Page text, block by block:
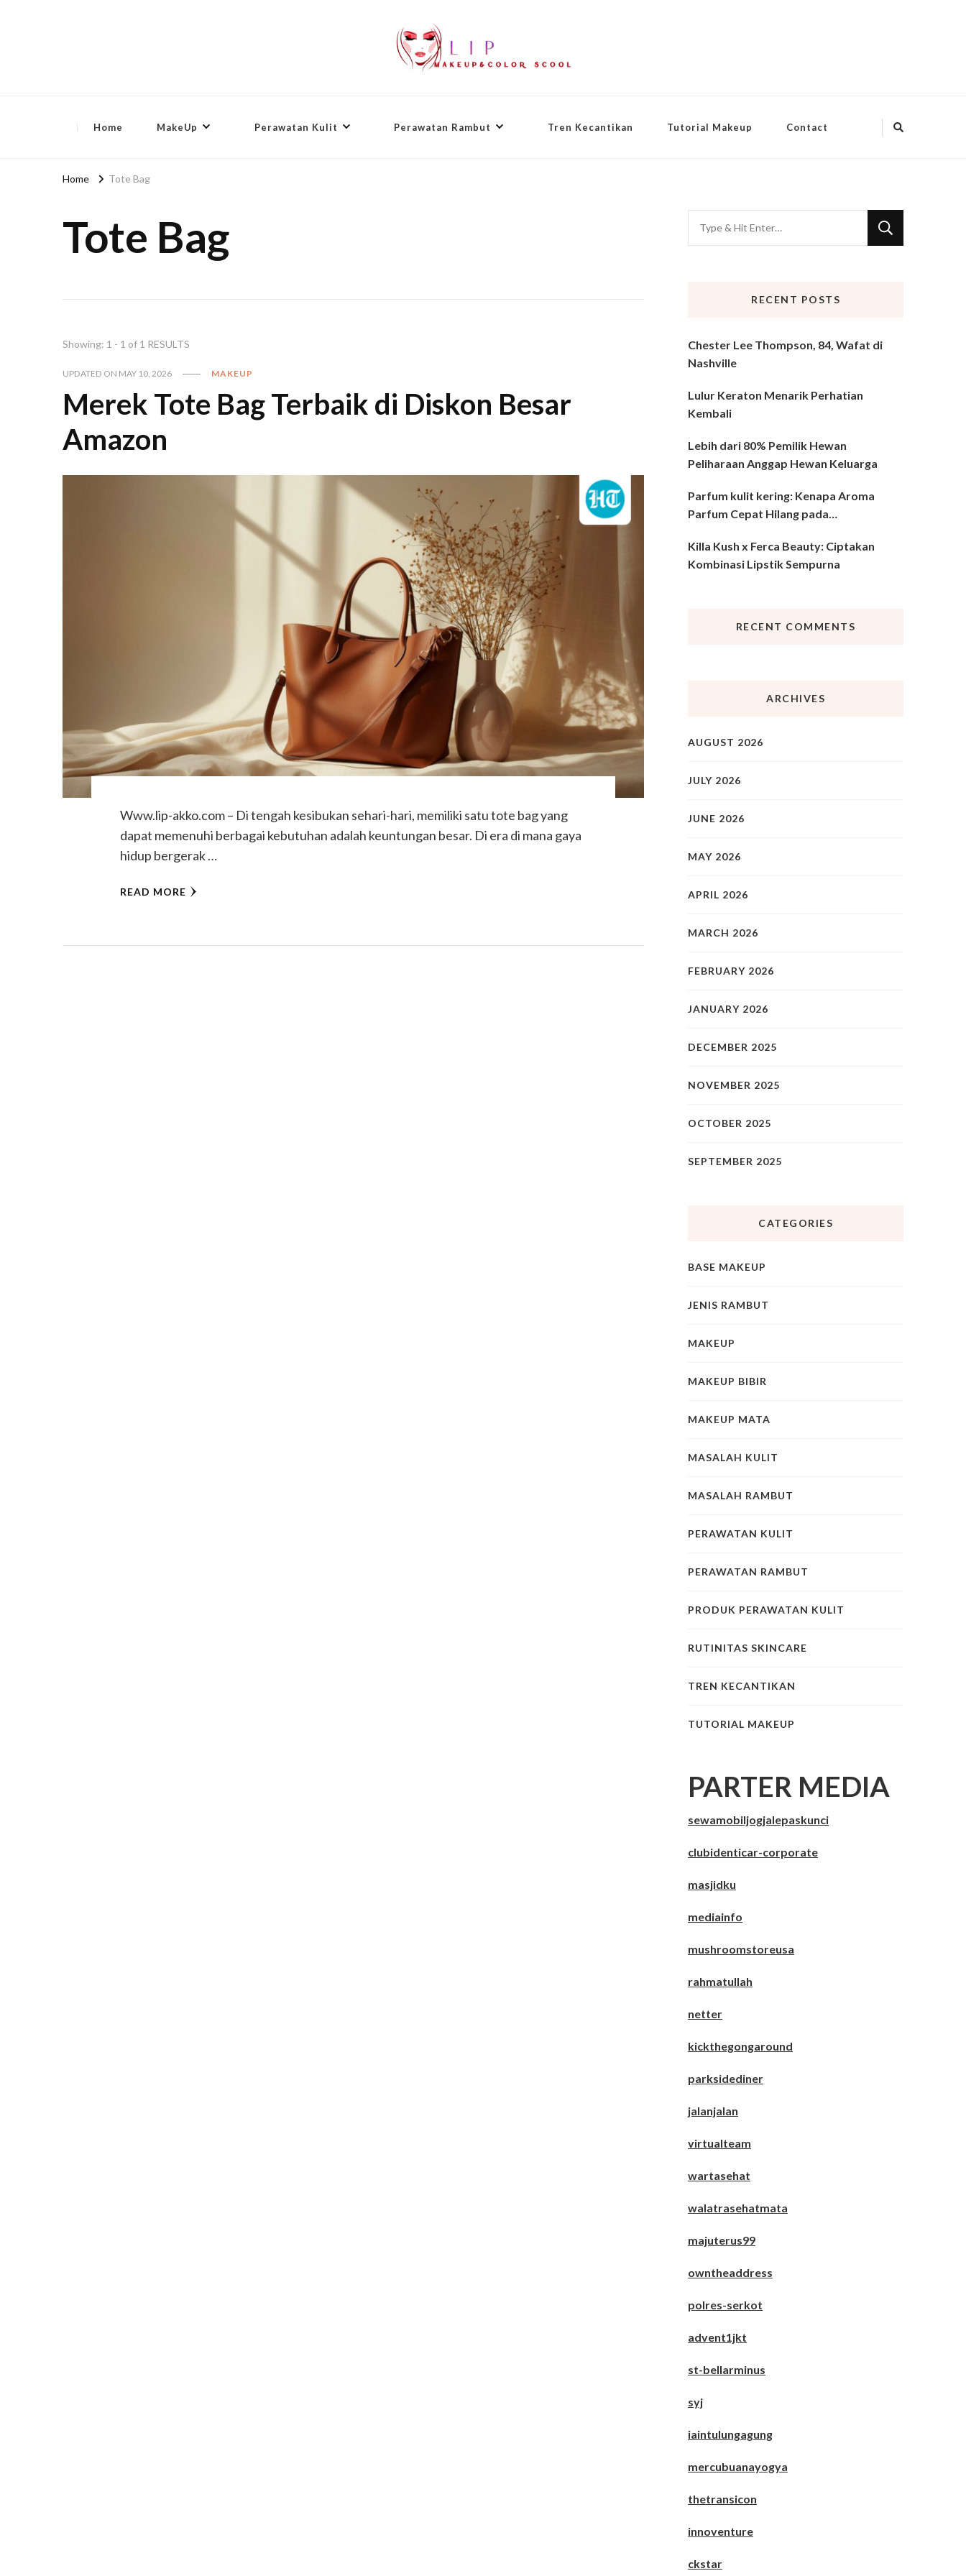
Home MakeUp Perawatan Kulit Perawatan Rambut Tren Kecantikan Tutorial Makeup Contact
Home Tote Bag
Tote Bag
Showing: 1 - 1 of 1 RESULTS
UPDATED ON MAY 10, 2026 MAKEUP
Merek Tote Bag Terbaik di Diskon Besar
Amazon
Www.lip-akko.com – Di tengah kesibukan sehari-hari, memiliki satu tote bag yang
dapat memenuhi berbagai kebutuhan adalah keuntungan besar. Di era di mana gaya
hidup bergerak …
READ MORE
for
RECENT POSTS
Chester Lee Thompson, 84, Wafat di
Nashville
Lulur Keraton Menarik Perhatian
Kembali
Lebih dari 80% Pemilik Hewan
Peliharaan Anggap Hewan Keluarga
Parfum kulit kering: Kenapa Aroma
Parfum Cepat Hilang pada…
Killa Kush x Ferca Beauty: Ciptakan
Kombinasi Lipstik Sempurna
RECENT COMMENTS
ARCHIVES
AUGUST 2026
JULY 2026
JUNE 2026
MAY 2026
APRIL 2026
MARCH 2026
FEBRUARY 2026
JANUARY 2026
DECEMBER 2025
NOVEMBER 2025
OCTOBER 2025
SEPTEMBER 2025
CATEGORIES
BASE MAKEUP
JENIS RAMBUT
MAKEUP
MAKEUP BIBIR
MAKEUP MATA
MASALAH KULIT
MASALAH RAMBUT
PERAWATAN KULIT
PERAWATAN RAMBUT
PRODUK PERAWATAN KULIT
RUTINITAS SKINCARE
TREN KECANTIKAN
TUTORIAL MAKEUP
PARTER MEDIA
sewamobiljogjalepaskunci
clubidenticar-corporate
masjidku
mediainfo
mushroomstoreusa
rahmatullah
netter
kickthegongaround
parksidediner
jalanjalan
virtualteam
wartasehat
walatrasehatmata
majuterus99
owntheaddress
polres-serkot
advent1jkt
st-bellarminus
syj
iaintulungagung
mercubuanayogya
thetransicon
innoventure
ckstar